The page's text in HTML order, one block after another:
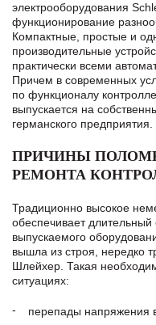
электрооборудования
функционирование
Компактные, простые и
производительные
практически всеми
Причем в современных
по функционалу
выпускается на
германского предприятия.
ПРИЧИНЫ
РЕМОНТА
Традиционно высокое
обеспечивает длительный
выпускаемого
вышла из строя, нередко
Шлейхер. Такая
ситуациях:
перепады напряжения